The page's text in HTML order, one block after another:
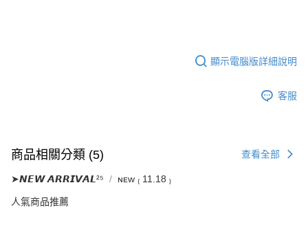
顯示電腦版詳細說明
客服
商品相關分類 (5) 查看全部
➤𝙉𝙀𝙒 𝘼𝙍𝙍𝙄𝙑𝘼𝙇²⁵ ɴᴇᴡ ₍ 11.18 ₎
人氣商品推薦